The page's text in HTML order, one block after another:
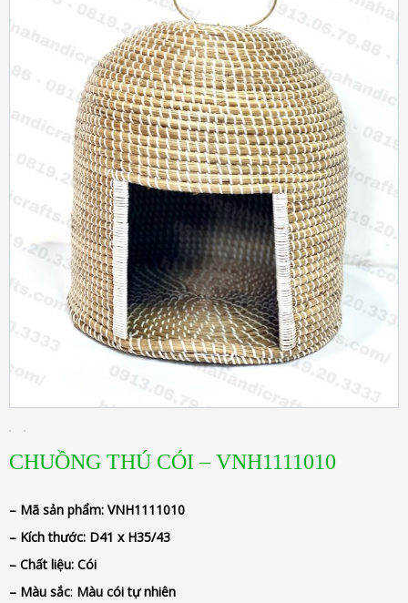
CHUỒNG THÚ CÓI – VNH1111010
– Mã sản phẩm: VNH1111010
– Kích thước: D41 x H35/43
– Chất liệu: Cói
– Màu sắc: Màu cói tự nhiên